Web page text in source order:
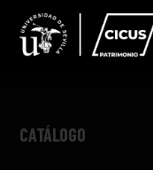
CATÁLOGO